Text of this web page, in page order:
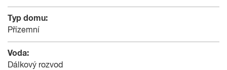
Typ domu:
Přízemní
Voda:
Dálkový rozvod